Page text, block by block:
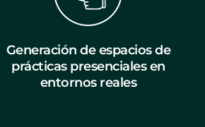
Generación de espacios de
prácticas presenciales en
entornos reales